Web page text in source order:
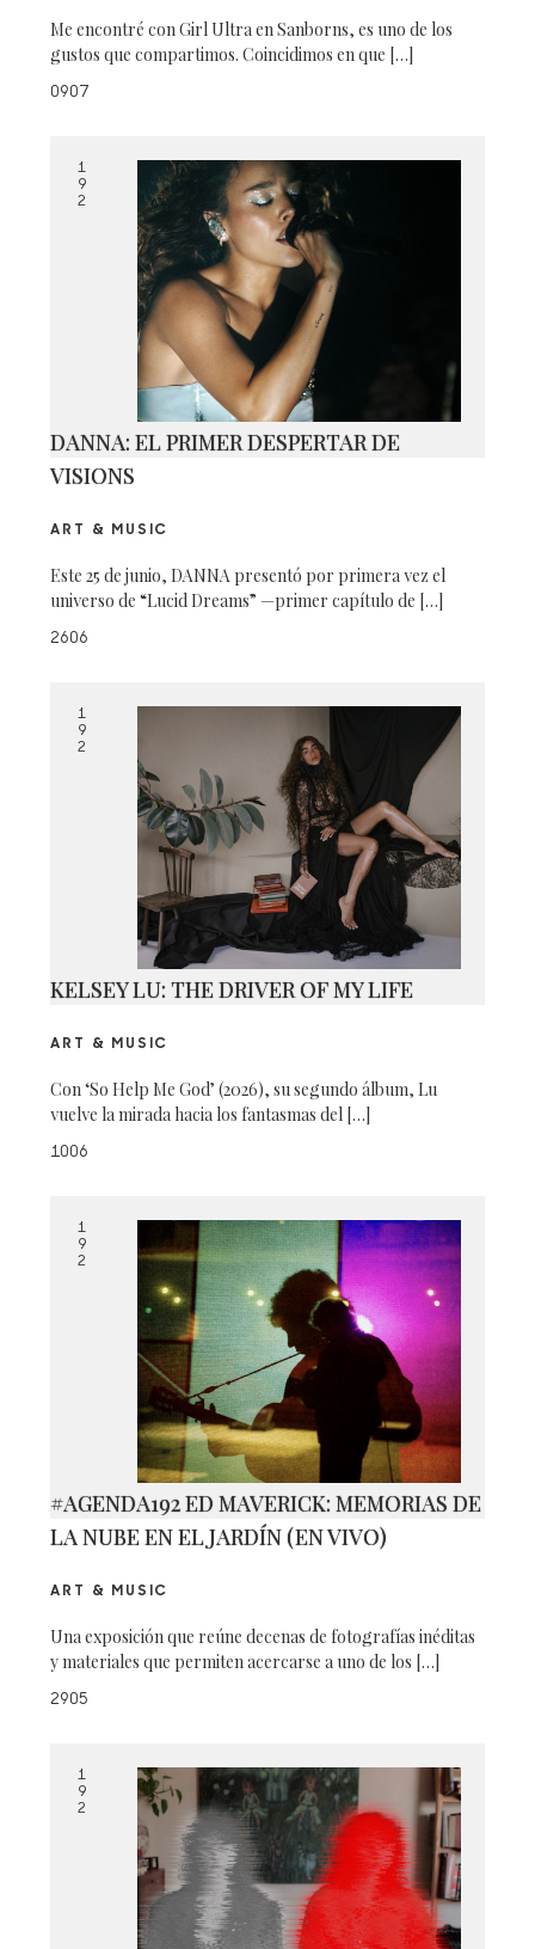
Me encontré con Girl Ultra en Sanborns, es uno de los
gustos que compartimos. Coincidimos en que […]
0907
1
9
2
DANNA: EL PRIMER DESPERTAR DE
VISIONS
ART & MUSIC
Este 25 de junio, DANNA presentó por primera vez el
universo de “Lucid Dreams” —primer capítulo de […]
2606
1
9
2
KELSEY LU: THE DRIVER OF MY LIFE
ART & MUSIC
Con ‘So Help Me God’ (2026), su segundo álbum, Lu
vuelve la mirada hacia los fantasmas del […]
1006
1
9
2
#AGENDA192 ED MAVERICK: MEMORIAS DE
LA NUBE EN EL JARDÍN (EN VIVO)
ART & MUSIC
Una exposición que reúne decenas de fotografías inéditas
y materiales que permiten acercarse a uno de los […]
2905
1
9
2